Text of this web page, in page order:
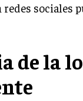
sociales
de la